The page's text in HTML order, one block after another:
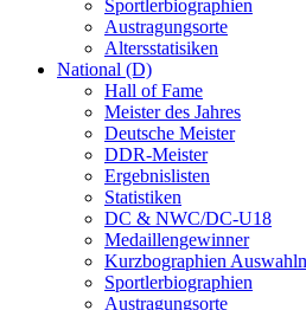
Sportlerbiographien
Austragungsorte
Altersstatisiken
National (D)
Hall of Fame
Meister des Jahres
Deutsche Meister
DDR-Meister
Ergebnislisten
Statistiken
DC & NWC/DC-U18
Medaillengewinner
Kurzbographien
Sportlerbiographien
Austragungsorte